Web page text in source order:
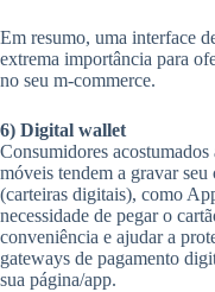
Em resumo, uma interface
extrema importância para
no seu m-commerce.
6) Digital wallet
Consumidores
móveis tendem a gravar
(carteiras digitais), como
necessidade de pegar o
conveniência e ajudar a
gateways de pagamento
sua página/app.